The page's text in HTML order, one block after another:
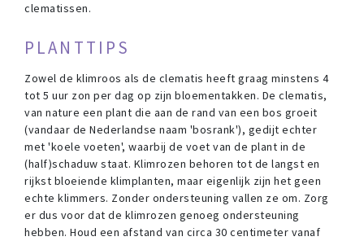
clematissen.
PLANTTIPS
Zowel de klimroos als de clematis heeft graag minstens 4
tot 5 uur zon per dag op zijn bloementakken. De clematis,
van nature een plant die aan de rand van een bos groeit
(vandaar de Nederlandse naam 'bosrank'), gedijt echter
met 'koele voeten', waarbij de voet van de plant in de
(half)schaduw staat. Klimrozen behoren tot de langst en
rijkst bloeiende klimplanten, maar eigenlijk zijn het geen
echte klimmers. Zonder ondersteuning vallen ze om. Zorg
er dus voor dat de klimrozen genoeg ondersteuning
hebben. Houd een afstand van circa 30 centimeter vanaf